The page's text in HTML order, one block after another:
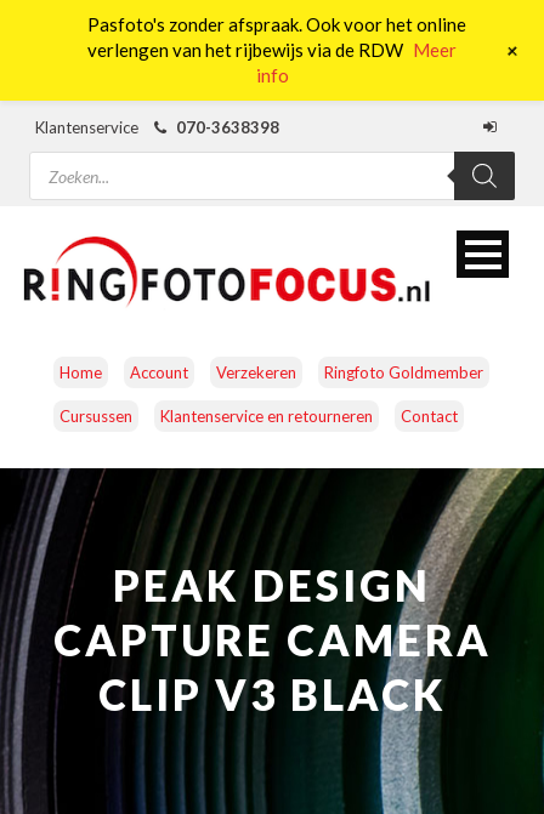
Klantenservice
070-3638398
Producten
zoeken
Home Account Verzekeren Ringfoto Goldmember
Cursussen Klantenservice en retourneren Contact
CAMERA’S OBJECTIEVEN ACCESSOIRES
NATUUROBSERVATIE MEDIA EN ENERGIE
STUDIOFOTOGRAFIE OCCASIONS
PEAK DESIGN
CAPTURE CAMERA
CLIP V3 BLACK
Pasfoto's zonder afspraak. Ook voor het online
verlengen van het rijbewijs via de RDW Meer
info
+